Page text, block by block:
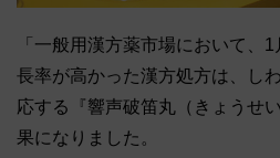
「一般用漢方薬市場において、
長率が高かった漢方処方は、し
応する『響声破笛丸（きょうせ
果になりました。